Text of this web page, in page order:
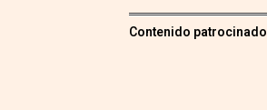
Contenido patrocinado